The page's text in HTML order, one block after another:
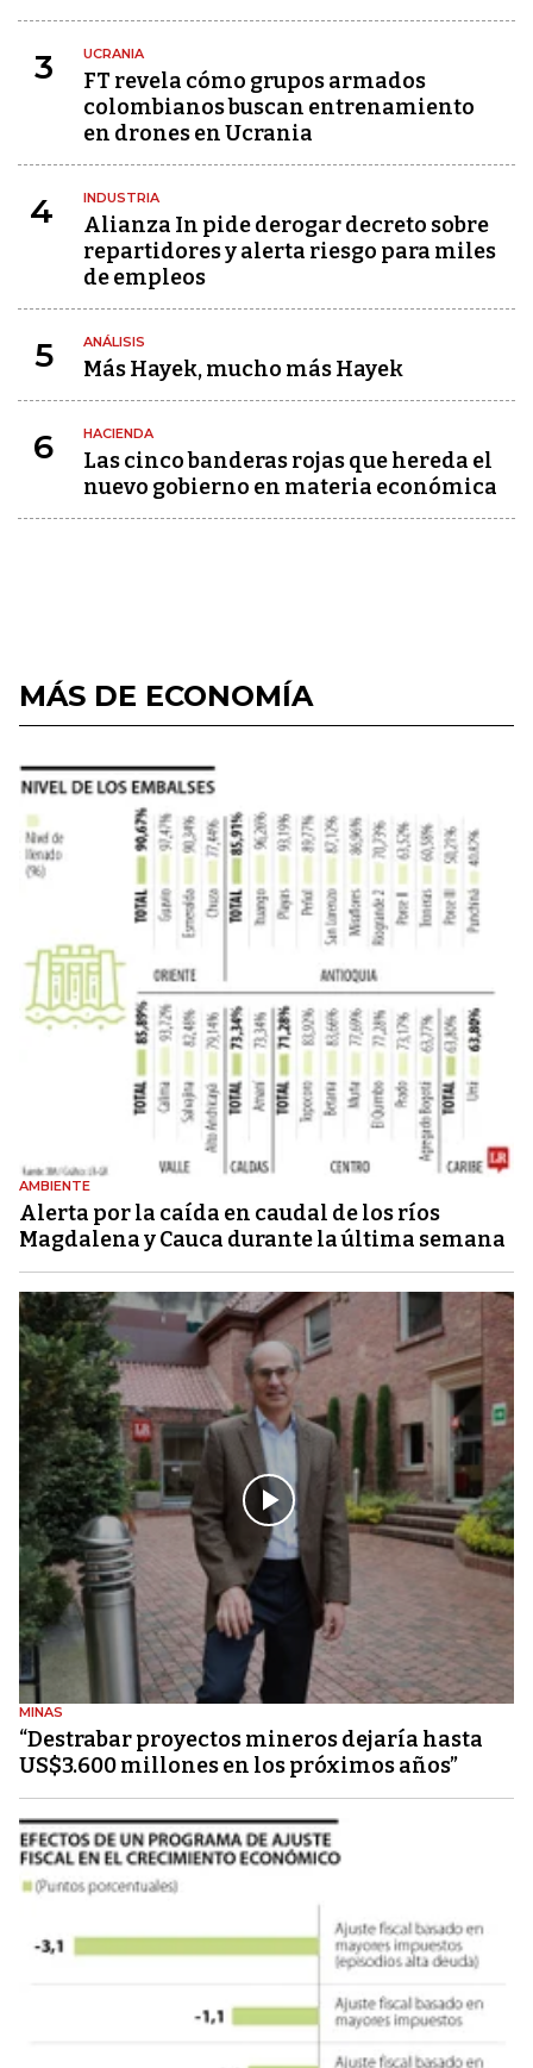
3 UCRANIA
FT revela cómo grupos armados
colombianos buscan entrenamiento
en drones en Ucrania
4 INDUSTRIA
Alianza In pide derogar decreto sobre
repartidores y alerta riesgo para miles
de empleos
5 ANÁLISIS
Más Hayek, mucho más Hayek
6 HACIENDA
Las cinco banderas rojas que hereda el
nuevo gobierno en materia económica
MÁS DE ECONOMÍA
AMBIENTE
Alerta por la caída en caudal de los ríos
Magdalena y Cauca durante la última semana
MINAS
“Destrabar proyectos mineros dejaría hasta
US$3.600 millones en los próximos años”